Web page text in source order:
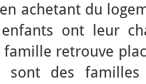
achetant du
ont leur
retrouve
sont des